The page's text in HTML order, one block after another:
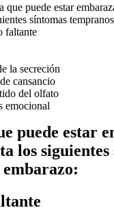
que puede estar
síntomas
faltante
la secreción
cansancio
del olfato
emocional
puede estar
los